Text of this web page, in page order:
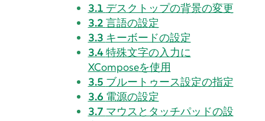
3.1 デスクトップの背景の変更
3.2 言語の設定
3.3 キーボードの設定
3.4特殊文字の入力に
XComposeを使用
3.5 ブルートゥース設定の指定
3.6 電源の設定
3.7 マウスとタッチパッドの設